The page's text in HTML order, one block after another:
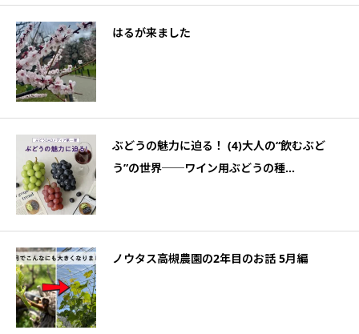
はるが来ました
ぶどうの魅力に迫る！ (4)大人の“飲むぶど
う”の世界──ワイン用ぶどうの種...
ノウタス高槻農園の2年目のお話 5月編